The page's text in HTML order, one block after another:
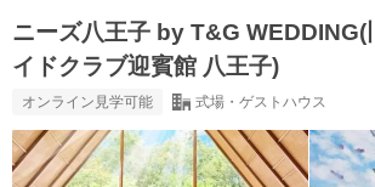
ニーズ八王子 by T&G WEDDING(
イドクラブ迎賓館 八王子)
オンライン見学可能 式場・ゲストハウス